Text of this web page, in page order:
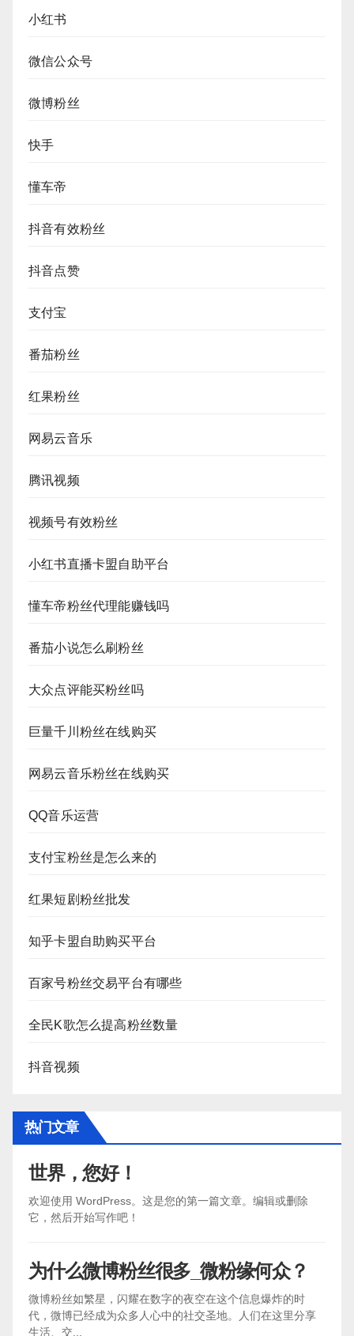
小红书
微信公众号
微博粉丝
快手
懂车帝
抖音有效粉丝
抖音点赞
支付宝
番茄粉丝
红果粉丝
网易云音乐
腾讯视频
视频号有效粉丝
小红书直播卡盟自助平台
懂车帝粉丝代理能赚钱吗
番茄小说怎么刷粉丝
大众点评能买粉丝吗
巨量千川粉丝在线购买
网易云音乐粉丝在线购买
QQ音乐运营
支付宝粉丝是怎么来的
红果短剧粉丝批发
知乎卡盟自助购买平台
百家号粉丝交易平台有哪些
全民K歌怎么提高粉丝数量
抖音视频
热门文章
世界，您好！
欢迎使用 WordPress。这是您的第一篇文章。编辑或删除
它，然后开始写作吧！
为什么微博粉丝很多_微粉缘何众？
微博粉丝如繁星，闪耀在数字的夜空在这个信息爆炸的时
代，微博已经成为众多人心中的社交圣地。人们在这里分享
生活、交...